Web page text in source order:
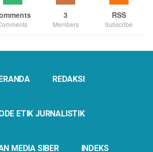
3
Members
RSS
Subscribe
REDAKSI
ETIK JURNALISTIK
MEDIA SIBER INDEKS